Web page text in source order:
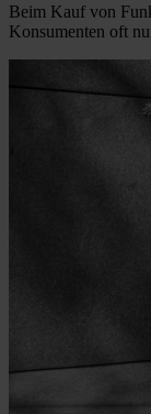
Beim Kauf von
Konsumenten oft